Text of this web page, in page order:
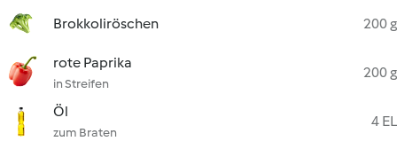
Brokkoliröschen
200 g
rote Paprika
in Streifen
200 g
Öl
zum Braten
4 EL